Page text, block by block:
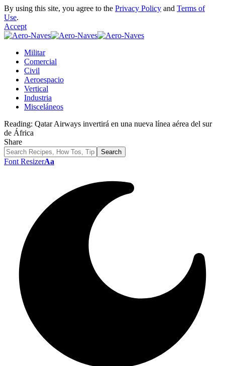
By using this site, you agree to the Privacy Policy and Terms of
Use.
Accept
Militar
Comercial
Civil
Aeroespacio
Vertical
Industria
Misceláneos
Reading: Qatar Airways invertirá en una nueva línea aérea del sur
de África
Share
Font ResizerAa